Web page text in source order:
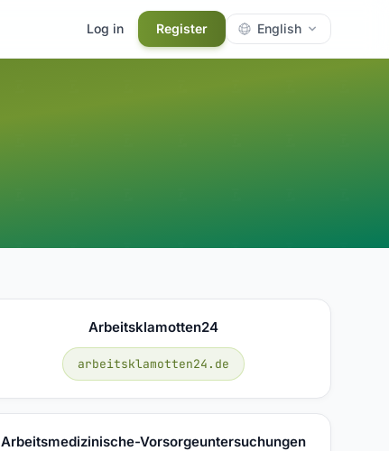
Log in Register English
Arbeitsklamotten24
arbeitsklamotten24.de
Arbeitsmedizinische-Vorsorgeuntersuchungen